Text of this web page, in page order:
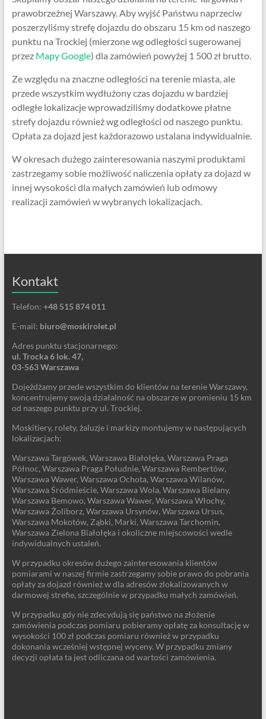
prawobrzeżnej Warszawy. Aby wyjść Państwu naprzeciw
poszerzyliśmy strefę dojazdu do obszaru 15 km od naszego
punktu na Trockiej (mierzone wg odległości sugerowanej
przez Mapy Google) dla zamówień powyżej 1 500 zł brutto.
Ze względu na znaczne odległości na terenie miasta, ale
przede wszystkim wydłużony czas dojazdu w bardziej
odległe lokalizacje wprowadziliśmy dodatkowe płatne
strefy dojazdu również wg odległości od naszego punktu.
Opłata za dojazd jest każdorazowo ustalana indywidualnie.
W okresach dużego zainteresowania naszymi produktami
zastrzegamy sobie możliwość naliczenia opłaty za dojazd w
innej wysokości dla małych zamówień lub odmowy
realizacji zamówień w wybranych lokalizacjach.
Kontakt
Telefon: +48 515 874 011
E-mail: biuro@moskirolet.pl
Adres punktu stacjonarnego:
ul. Trocka 6 lok. 47,
03-563 Warszawa
Dojeżdżamy przede wszystkim do klientów na terenie Warszawy,
koncentrujemy swoją działalność na obszarze w promieniu 15 km
od naszego punktu przy ul. Trockiej.
Moskitiery, rolety, żaluzje i markizy montujemy w następujących
lokalizacjach:
Warszawa Targówek, Warszawa Białołęka, Warszawa Praga
Północ, Warszawa Praga Południe, Warszawa Rembertów,
Warszawa Wawer, Warszawa Ochota, Warszawa Wilanów,
Warszawa Śródmieście, Warszawa Wola, Warszawa Bielany,
Warszawa Bemowo, Warszawa Wawer, Warszawa Włochy,
Warszawa Żoliborz, Warszawa Ursynów, Warszawa Ursus,
Warszawa Mokotów, Ząbki, Marki, Warszawa Tarchomin,
Warszawa Zielona Białołęka i okoliczne miejscowości wedle
indywidualnych ustaleń.
W przypadku okresów dużego zainteresowania klientów
pomiarami w naszej firmie zastrzegamy sobie prawo do pobrania
opłaty za dojazd również w dla adresów zlokalizowanych w
darmowej strefie, szczególnie w przypadku małych zamówień.
W przypadku gdy nie zdecydują się państwo na złożenie
zamówienia podczas pomiaru pobieramy opłatę za konsultację w
wysokości 100 zł podczas pomiaru również w przypadku
dokonania wcześniej wstępnej wyceny. W przypadku zmiany
decyzji opłata ta jest odliczana od wartości zamówienia.